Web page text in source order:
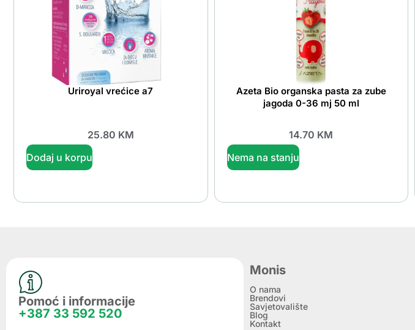
Uriroyal vrećice a7
25.80 KM
Dodaj u korpu
Azeta Bio organska pasta za zube
jagoda 0-36 mj 50 ml
14.70 KM
Nema na stanju
Pomoć i informacije
+387 33 592 520
Monis
O nama
Brendovi
Savjetovalište
Blog
Kontakt